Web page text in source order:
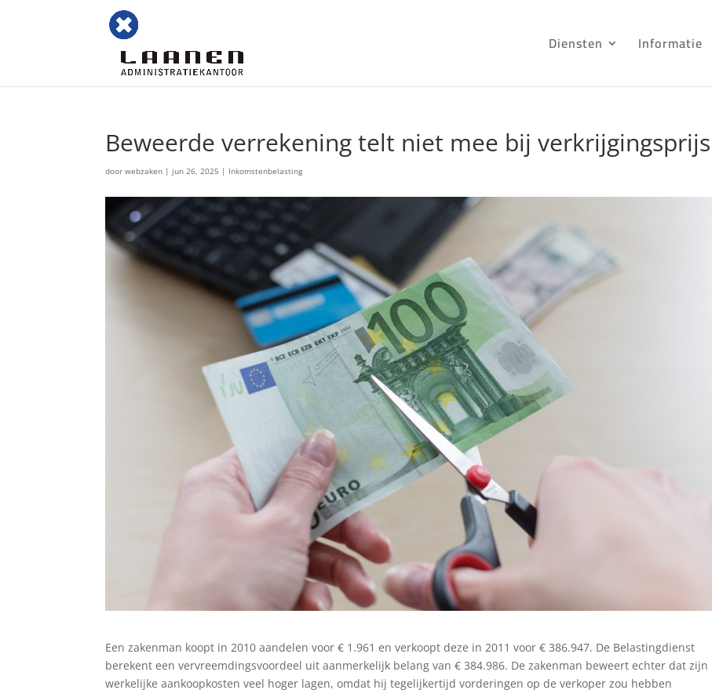
Diensten Informatie
Beweerde verrekening telt niet mee bij verkrijgingsprijs
doorwebzaken | jun 26, 2025 | Inkomstenbelasting
Een zakenman koopt in 2010 aandelen voor € 1.961 en verkoopt deze in 2011 voor € 386.947. De Belastingdienst
berekent een vervreemdingsvoordeel uit aanmerkelijk belang van € 384.986. De zakenman beweert echter dat zijn
werkelijke aankoopkosten veel hoger lagen, omdat hij tegelijkertijd vorderingen op de verkoper zou hebben